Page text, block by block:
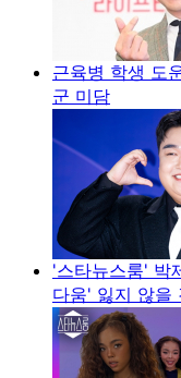
근육병 학생 도
군 미담
'스타뉴스룸' 박
다움' 잃지 않을